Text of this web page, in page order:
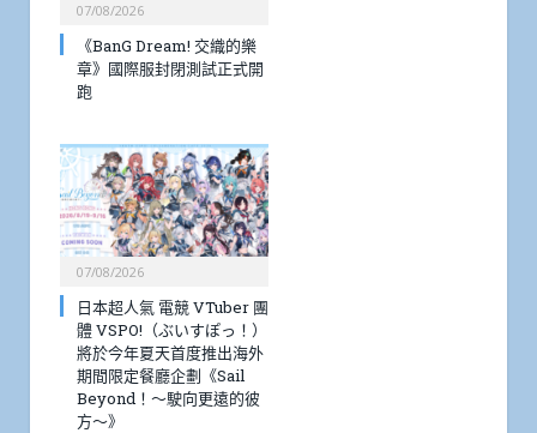
07/08/2026
《BanG Dream! 交織的樂
章》國際服封閉測試正式開
跑
07/08/2026
日本超人氣 電競 VTuber 團
體 VSPO!（ぶいすぽっ！）
將於今年夏天首度推出海外
期間限定餐廳企劃《Sail
Beyond！～駛向更遠的彼
方～》